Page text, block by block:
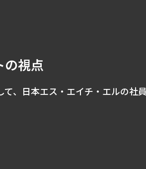
の視点
、日本エス・エイチ・エルの社